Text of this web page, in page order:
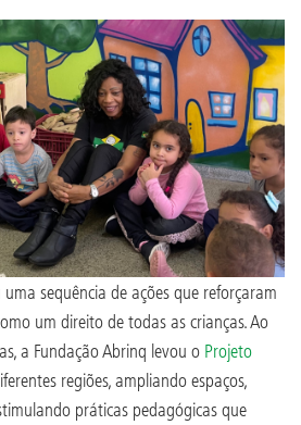
sequência de ações que reforçaram
um direito de todas as crianças. Ao
a Fundação Abrinq levou o Projeto
regiões, ampliando espaços,
práticas pedagógicas que